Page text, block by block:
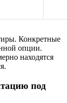
Конкретные
опции.
находятся
под